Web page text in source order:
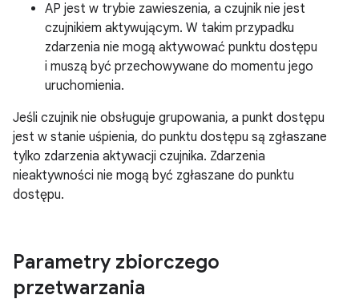
AP jest w trybie zawieszenia, a czujnik nie jest
czujnikiem aktywującym. W takim przypadku
zdarzenia nie mogą aktywować punktu dostępu
i muszą być przechowywane do momentu jego
uruchomienia.
Jeśli czujnik nie obsługuje grupowania, a punkt dostępu
jest w stanie uśpienia, do punktu dostępu są zgłaszane
tylko zdarzenia aktywacji czujnika. Zdarzenia
nieaktywności nie mogą być zgłaszane do punktu
dostępu.
Parametry zbiorczego
przetwarzania